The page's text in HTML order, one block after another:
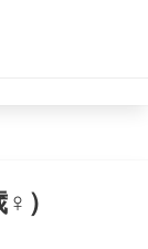
）